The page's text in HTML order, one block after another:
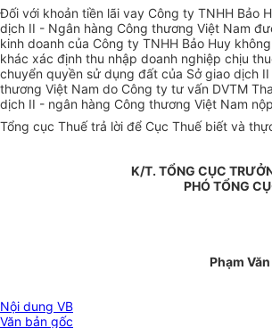
Đối với khoản tiền lãi vay Công ty TNHH Bảo
dịch II - Ngân hàng Công thương Việt Nam
kinh doanh của Công ty TNHH Bảo Huy
khác xác định thu nhập doanh nghiệp chịu
chuyển quyền sử dụng đất của Sở giao dịch
thương Việt Nam do Công ty tư vấn DVTM
dịch II - ngân hàng Công thương Việt Nam
Tổng cục Thuế trả lời để Cục Thuế biết và
K/T. TỔNG CỤC
PHÓ TỔNG
Phạm
Nội dung VB
Văn bản gốc